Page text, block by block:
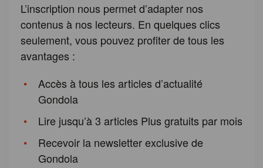
L’inscription nous permet d’adapter nos
contenus à nos lecteurs. En quelques clics
seulement, vous pouvez profiter de tous les
avantages :
Accès à tous les articles d’actualité
Gondola
Lire jusqu’à 3 articles Plus gratuits par mois
Recevoir la newsletter exclusive de
Gondola